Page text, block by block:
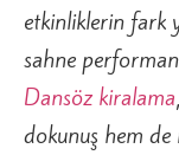
etkinliklerin fark
sahne
Dansöz kiralama
dokunuş hem